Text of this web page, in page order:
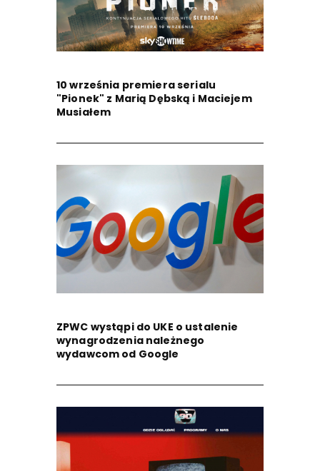
10 września premiera serialu
"Pionek" z Marią Dębską i Maciejem
Musiałem
ZPWC wystąpi do UKE o ustalenie
wynagrodzenia należnego
wydawcom od Google